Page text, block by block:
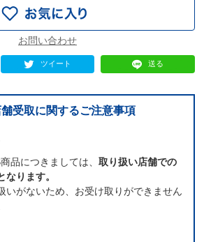
ツイート 送る
受取に関するご注意事項
品につきましては、取り扱い店舗での
なります。
いがないため、お受け取りができません